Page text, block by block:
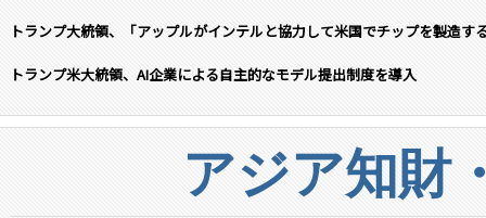
トランプ大統領、「アップルがインテルと協力して米国でチップを製造す
トランプ米大統領、AI企業による自主的なモデル提出制度を導入
アジア知財